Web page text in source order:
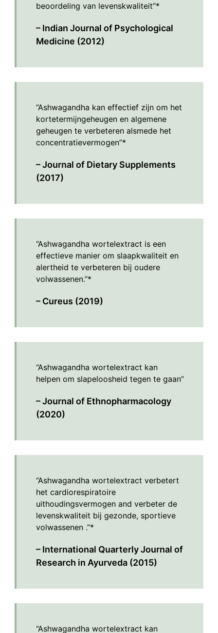
beoordeling van levenskwaliteit”*
– Indian Journal of Psychological
Medicine (2012)
“Ashwagandha kan effectief zijn om het
kortetermijngeheugen en algemene
geheugen te verbeteren alsmede het
concentratievermogen”*
– Journal of Dietary Supplements
(2017)
“Ashwagandha wortelextract is een
effectieve manier om slaapkwaliteit en
alertheid te verbeteren bij oudere
volwassenen.”*
– Cureus (2019)
“Ashwagandha wortelextract kan
helpen om slapeloosheid tegen te gaan”
– Journal of Ethnopharmacology
(2020)
“Ashwagandha wortelextract verbetert
het cardiorespiratoire
uithoudingsvermogen and verbeter de
levenskwaliteit bij gezonde, sportieve
volwassenen .”*
– International Quarterly Journal of
Research in Ayurveda (2015)
“Ashwagandha wortelextract kan